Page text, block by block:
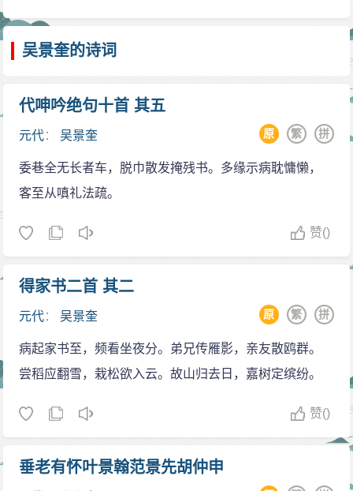
吴景奎的诗词
代呻吟绝句十首 其五
元代：吴景奎 拼
繁
原
委巷全无长者车，脱巾散发掩残书。多缘示病耽慵懒，
客至从嗔礼法疏。
赞()
得家书二首 其二
元代：吴景奎 拼
繁
原
病起家书至，频看坐夜分。弟兄传雁影，亲友散鸥群。
尝稻应翻雪，栽松欲入云。故山归去日，嘉树定缤纷。
赞()
垂老有怀叶景翰范景先胡仲申